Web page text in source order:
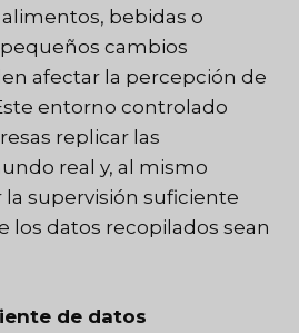
bebidas o
cambios
afectar la percepción de
entorno controlado
replicar las
real y, al mismo
supervisión suficiente
los datos recopilados sean
de datos